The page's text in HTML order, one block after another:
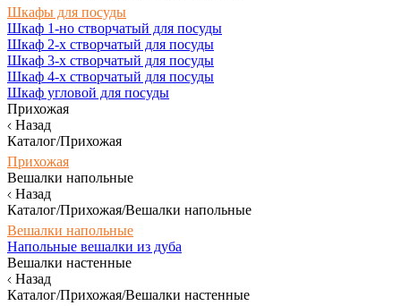
Шкафы для посуды
Шкаф 1-но створчатый для посуды
Шкаф 2-х створчатый для посуды
Шкаф 3-х створчатый для посуды
Шкаф 4-х створчатый для посуды
Шкаф угловой для посуды
Прихожая
Назад
Каталог/Прихожая
Прихожая
Вешалки напольные
Назад
Каталог/Прихожая/Вешалки напольные
Вешалки напольные
Напольные вешалки из дуба
Вешалки настенные
Назад
Каталог/Прихожая/Вешалки настенные